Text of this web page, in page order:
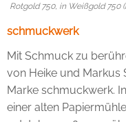
Rotgold 750, in Weißgold 750
schmuckwerk
Mit Schmuck zu
von Heike und Markus
Marke schmuckwerk.
einer alten